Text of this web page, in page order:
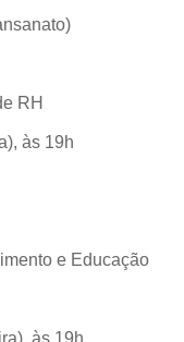
RH
às 19h
e Educação
às 19h